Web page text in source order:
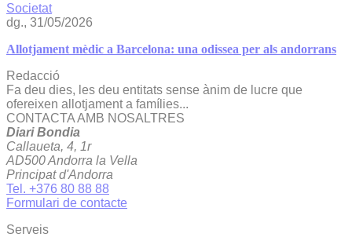
Societat
dg., 31/05/2026
Allotjament mèdic a Barcelona: una odissea per als andorrans
Redacció
Fa deu dies, les deu entitats sense ànim de lucre que
ofereixen allotjament a famílies...
CONTACTA AMB NOSALTRES
Diari Bondia
Callaueta, 4, 1r
AD500 Andorra la Vella
Principat d'Andorra
Tel. +376 80 88 88
Formulari de contacte
Serveis